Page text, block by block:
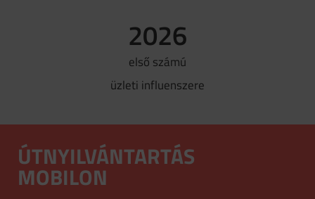
2026
első számú
üzleti influenszere
ÚTNYILVÁNTARTÁS
MOBILON